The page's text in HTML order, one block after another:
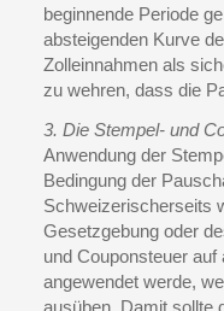
beginnende Periode
absteigenden Kurve
Zolleinnahmen als
zu wehren, dass die
3. Die Stempel- und
Anwendung der
Bedingung der
Schweizerischerseits
Gesetzgebung oder
und Couponsteuer
angewendet werde,
ausüben. Damit sollte